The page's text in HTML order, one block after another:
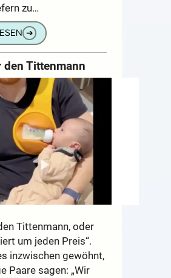
zu…
➔
Tittenmann
Tittenmann, oder
um jeden Preis“.
inzwischen gewöhnt,
Paare sagen: „Wir